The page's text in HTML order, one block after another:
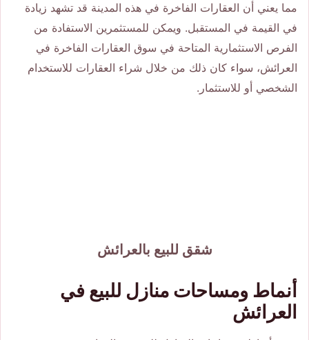
مما يعني أن العقارات الفاخرة في هذه المدينة قد تشهد زيادة
في القيمة في المستقبل. ويمكن للمستثمرين الاستفادة من
الفرص الاستثمارية المتاحة في سوق العقارات الفاخرة في
العرائش، سواء كان ذلك من خلال شراء العقارات للاستخدام
الشخصي أو للاستثمار.
شقق للبيع بالعرائش
أنماط ومساحات منازل للبيع في
العرائش